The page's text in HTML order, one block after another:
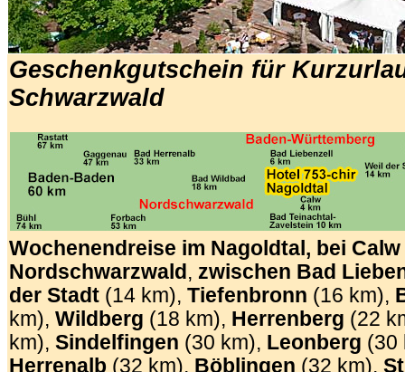
Geschenkgutschein für
Schwarzwald
Wochenendreise im Nagoldtal, bei
Nordschwarzwald , zwischen Bad
der Stadt (14 km), Tiefenbronn (16 km),
km), Wildberg (18 km), Herrenberg (22
km), Sindelfingen (30 km), Leonberg (30
Herrenalb (32 km), Böblingen (32 km),